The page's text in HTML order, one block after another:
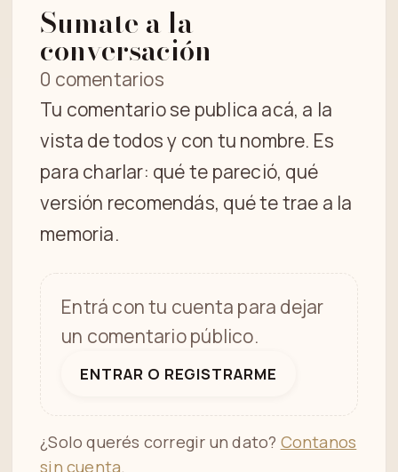
Sumate a la
conversación
0 comentarios
Tu comentario se publica acá, a la
vista de todos y con tu nombre. Es
para charlar: qué te pareció, qué
versión recomendás, qué te trae a la
memoria.
Entrá con tu cuenta para dejar
un comentario público.
ENTRAR O REGISTRARME
¿Solo querés corregir un dato? Contanos
sin cuenta.